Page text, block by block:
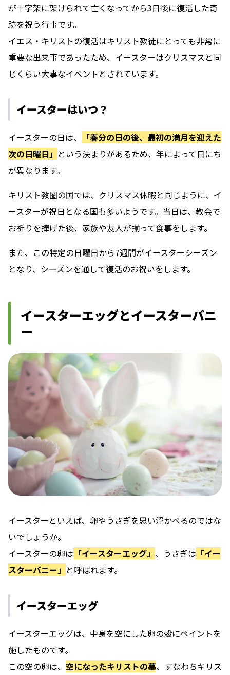
が十字架に架けられて亡くなってから3日後に復活した奇
跡を祝う行事です。
イエス・キリストの復活はキリスト教徒にとっても非常に
重要な出来事であったため、イースターはクリスマスと同
じくらい大事なイベントとされています。
イースターはいつ？
イースターの日は、
「春分の日の後、最初の満月を迎えた
次の日曜日」 という決まりがあるため、年によって日にち
が異なります。
キリスト教圏の国では、クリスマス休暇と同じように、イ
ースターが祝日となる国も多いようです。当日は、教会で
お祈りを捧げた後、家族や友人が揃って食事をします。
また、この特定の日曜日から7週間がイースターシーズン
となり、シーズンを通して復活のお祝いをします。
イースターエッグとイースターバニ
ー
イースターといえば、卵やうさぎを思い浮かべるのではな
いでしょうか。
イースターの卵は 「イースターエッグ」 、うさぎは 「イー
スターバニー」 と呼ばれます。
イースターエッグ
イースターエッグは、中身を空にした卵の殻にペイントを
施したものです。
この空の卵は、 空になったキリストの墓、すなわちキリス